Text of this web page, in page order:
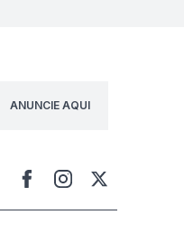
ANUNCIE AQUI